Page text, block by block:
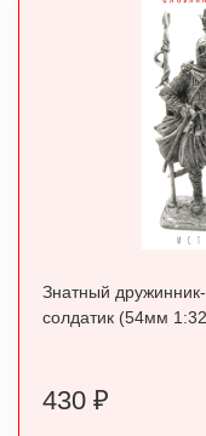
Знатный
солдатик (54мм
430 ₽